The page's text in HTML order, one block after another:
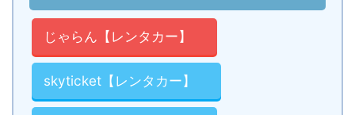
じゃらん【レンタカー】
skyticket【レンタカー】